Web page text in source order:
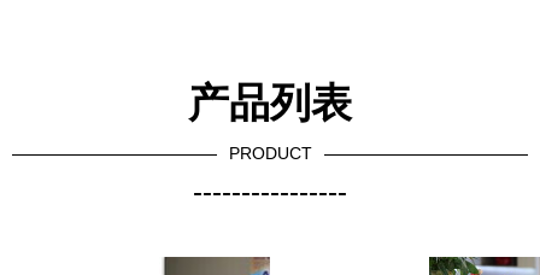
产品列表
PRODUCT
----------------